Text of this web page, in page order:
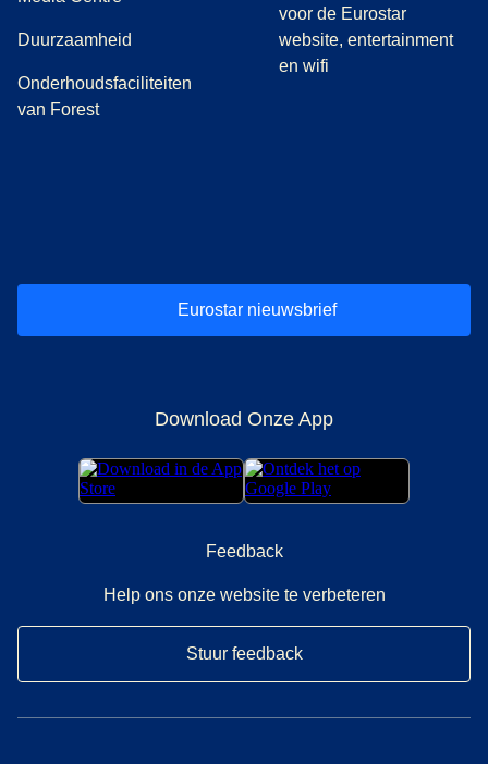
Duurzaamheid
Onderhoudsfaciliteiten
van Forest
voor de Eurostar
website, entertainment
en wifi
Eurostar nieuwsbrief
Download Onze App
Feedback
Help ons onze website te verbeteren
Stuur feedback